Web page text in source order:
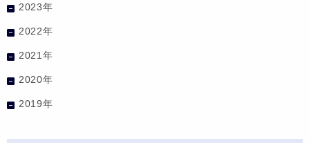
2023年
2022年
2021年
2020年
2019年